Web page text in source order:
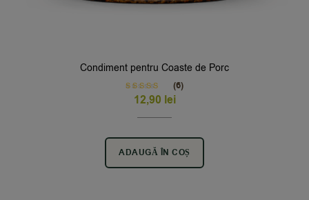
Condiment pentru Coaste de Porc
Rated5.00
out of 5
(6)
12,90 lei
ADAUGĂ ÎN COȘ